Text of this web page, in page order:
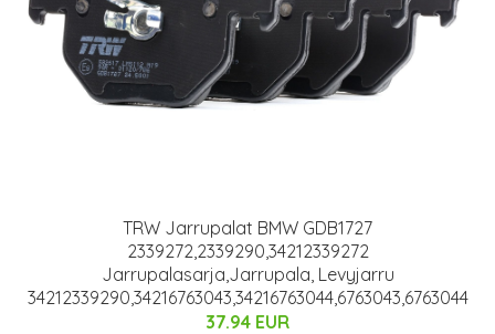
TRW Jarrupalat BMW GDB1727
2339272,2339290,34212339272
Jarrupalasarja,Jarrupala, Levyjarru
34212339290,34216763043,34216763044,6763043,6763044
37.94 EUR